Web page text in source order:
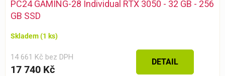
PC24 GAMING-28 Individual RTX 3050 - 32 GB - 256
GB SSD
Skladem(1 ks)
14 661 Kč bez DPH
17 740 Kč
DETAIL